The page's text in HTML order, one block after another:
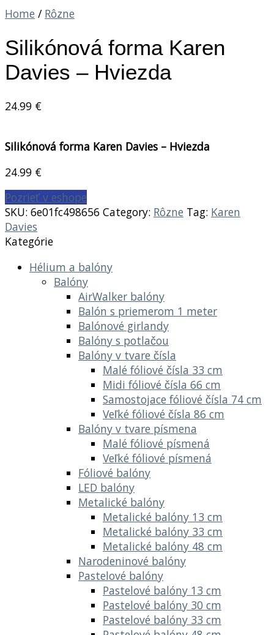
Home / Rôzne
Silikónová forma Karen
Davies – Hviezda
24.99 €
Silikónová forma Karen Davies – Hviezda
24.99 €
Pozrieť v eshope
SKU: 6e01fc498656 Category: Rôzne Tag: Karen
Davies
Kategórie
Hélium a balóny
Balóny
AirWalker balóny
Balón s priemerom 1 meter
Balónové girlandy
Balóny s potlačou
Balóny v tvare čísla
Malé fóliové čísla 33 cm
Midi fóliové čísla 66 cm
Samostojace fóliové čísla 74 cm
Veľké fóliové čísla 86 cm
Balóny v tvare písmena
Malé fóliové písmená
Veľké fóliové písmená
Fóliové balóny
LED balóny
Metalické balóny
Metalické balóny 13 cm
Metalické balóny 33 cm
Metalické balóny 48 cm
Narodeninové balóny
Pastelové balóny
Pastelové balóny 13 cm
Pastelové balóny 30 cm
Pastelové balóny 33 cm